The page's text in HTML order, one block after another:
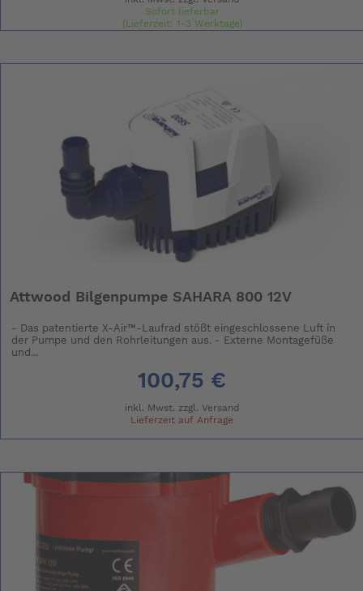
Sofort lieferbar
(Lieferzeit: 1-3 Werktage)
Attwood Bilgenpumpe SAHARA 800 12V
- Das patentierte X-Air™-Laufrad stößt eingeschlossene Luft in
der Pumpe und den Rohrleitungen aus. - Externe Montagefüße
und...
100,75 €
inkl. Mwst. zzgl. Versand
Lieferzeit auf Anfrage